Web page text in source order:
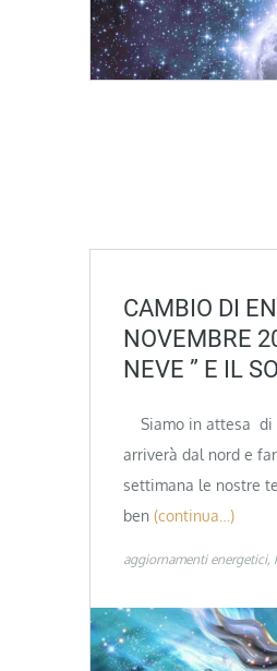
CAMBIO DI
NOVEMBRE
NEVE ” E IL
Siamo in attesa di
arriverà dal nord e
settimana le nostre
ben (continua…)
aggiornamenti energetici